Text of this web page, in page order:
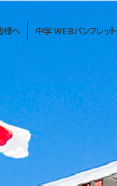
様へ 中学 WEBパンフレット